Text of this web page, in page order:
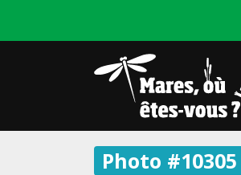
Photo #10305